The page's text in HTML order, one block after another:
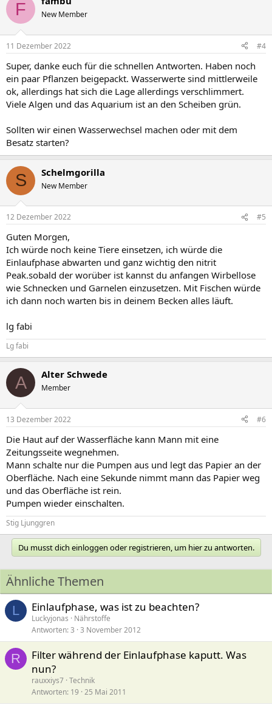
F New Member
11 Dezember 2022 #4
Super, danke euch für die schnellen Antworten. Haben noch
ein paar Pflanzen beigepackt. Wasserwerte sind mittlerweile
ok, allerdings hat sich die Lage allerdings verschlimmert.
Viele Algen und das Aquarium ist an den Scheiben grün.
Sollten wir einen Wasserwechsel machen oder mit dem
Besatz starten?
S Schelmgorilla
New Member
12 Dezember 2022 #5
Guten Morgen,
Ich würde noch keine Tiere einsetzen, ich würde die
Einlaufphase abwarten und ganz wichtig den nitrit
Peak.sobald der worüber ist kannst du anfangen Wirbellose
wie Schnecken und Garnelen einzusetzen. Mit Fischen würde
ich dann noch warten bis in deinem Becken alles läuft.
lg fabi
Lg fabi
A Alter Schwede
Member
13 Dezember 2022 #6
Die Haut auf der Wasserfläche kann Mann mit eine
Zeitungsseite wegnehmen.
Mann schalte nur die Pumpen aus und legt das Papier an der
Oberfläche. Nach eine Sekunde nimmt mann das Papier weg
und das Oberfläche ist rein.
Pumpen wieder einschalten.
Stig Ljunggren
Du musst dich einloggen oder registrieren, um hier zu antworten.
Ähnliche Themen
L Einlaufphase, was ist zu beachten?
Luckyjonas
Nährstoffe
Antworten 3 3 November 2012
R
Filter während der Einlaufphase kaputt. Was
nun?
rauxxiys7 Technik
Antworten 19 25 Mai 2011